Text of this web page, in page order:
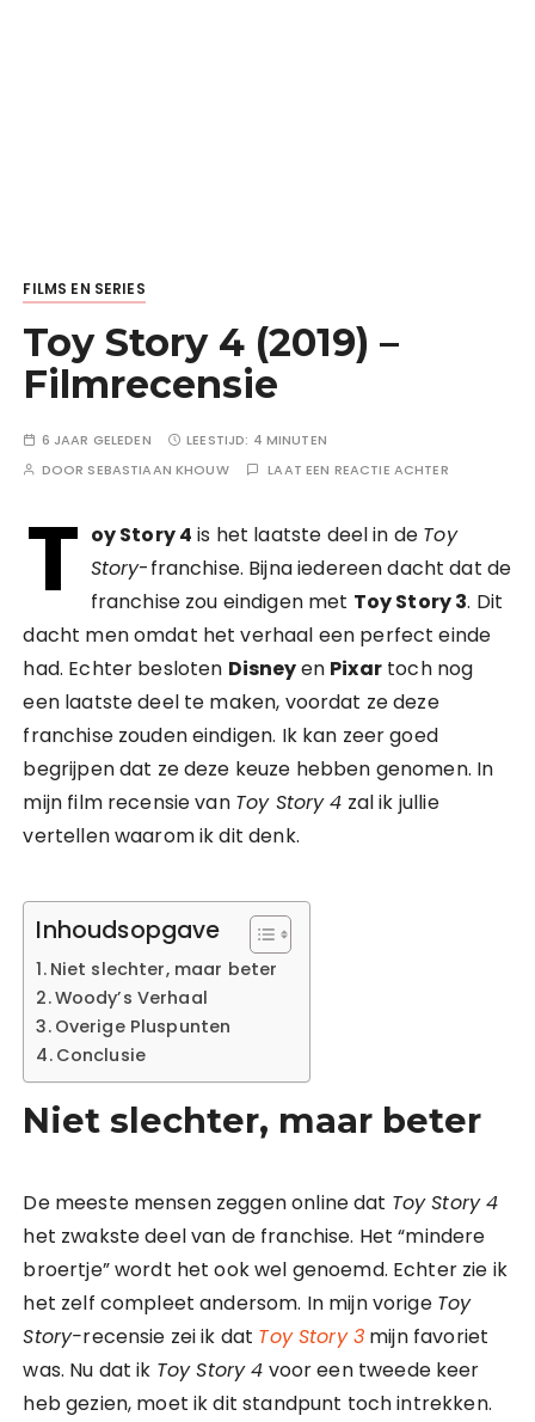
FILMS EN SERIES
Toy Story 4 (2019) –
Filmrecensie
6 JAAR GELEDEN LEESTIJD: 4 MINUTEN
DOOR SEBASTIAAN KHOUW LAAT EEN REACTIE ACHTER
T oy Story 4 is het laatste deel in de Toy
Story-franchise. Bijna iedereen dacht dat de
franchise zou eindigen met Toy Story 3. Dit
dacht men omdat het verhaal een perfect einde
had. Echter besloten Disneyen Pixartoch nog
een laatste deel te maken, voordat ze deze
franchise zouden eindigen. Ik kan zeer goed
begrijpen dat ze deze keuze hebben genomen. In
mijn film recensie van Toy Story 4 zal ik jullie
vertellen waarom ik dit denk.
Inhoudsopgave
Niet slechter, maar beter
Woody’s Verhaal
Overige Pluspunten
Conclusie
Niet slechter, maar beter
De meeste mensen zeggen online dat Toy Story 4
het zwakste deel van de franchise. Het “mindere
broertje” wordt het ook wel genoemd. Echter zie ik
het zelf compleet andersom. In mijn vorige Toy
Story-recensie zei ik dat Toy Story 3 mijn favoriet
was. Nu dat ik Toy Story 4 voor een tweede keer
heb gezien, moet ik dit standpunt toch intrekken.